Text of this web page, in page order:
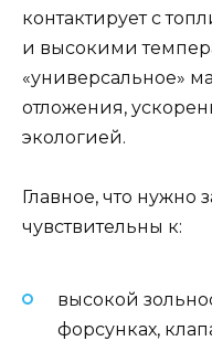
контактирует с
и высокими
«универсальное»
отложения,
экологией.
Главное, что нужно
чувствительны к:
высокой
форсунках,